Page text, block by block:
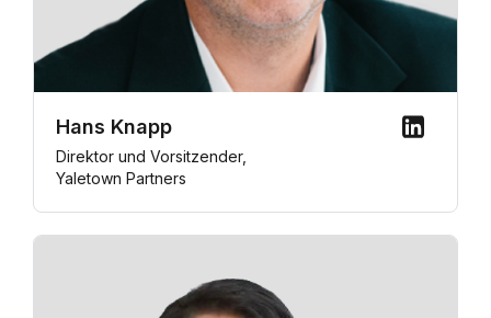
Hans Knapp
Direktor und Vorsitzender,
Yaletown Partners